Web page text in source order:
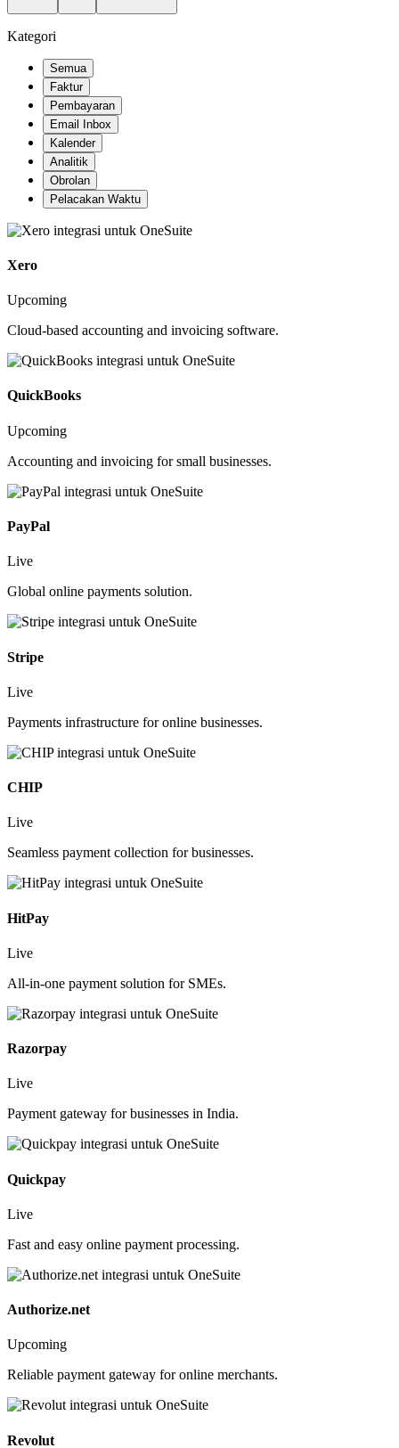
Kategori
Semua
Faktur
Pembayaran
Email Inbox
Kalender
Analitik
Obrolan
Pelacakan Waktu
Xero
Upcoming
Cloud-based accounting and invoicing software.
QuickBooks
Upcoming
Accounting and invoicing for small businesses.
PayPal
Live
Global online payments solution.
Stripe
Live
Payments infrastructure for online businesses.
CHIP
Live
Seamless payment collection for businesses.
HitPay
Live
All-in-one payment solution for SMEs.
Razorpay
Live
Payment gateway for businesses in India.
Quickpay
Live
Fast and easy online payment processing.
Authorize.net
Upcoming
Reliable payment gateway for online merchants.
Revolut